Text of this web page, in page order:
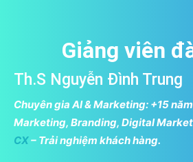
Giảng viên
Th.S Nguyễn Đình Trung
Chuyên gia AI & Marketing: +15
Marketing, Branding, Digital
CX– Trải nghiệm khách hàng.